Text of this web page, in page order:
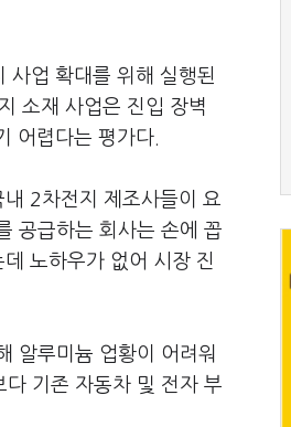
사업 확대를 위해 실행된
소재 사업은 진입 장벽
어렵다는 평가다.
2차전지 제조사들이 요
공급하는 회사는 손에 꼽
노하우가 없어 시장 진
알루미늄 업황이 어려워
기존 자동차 및 전자 부